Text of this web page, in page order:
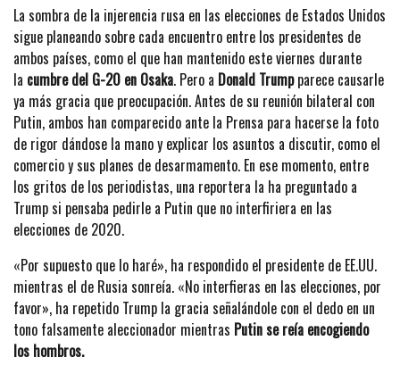
La sombra de la injerencia rusa en las elecciones de Estados Unidos
sigue planeando sobre cada encuentro entre los presidentes de
ambos países, como el que han mantenido este viernes durante
la cumbre del G-20 en Osaka. Pero a Donald Trumpparece causarle
ya más gracia que preocupación. Antes de su reunión bilateral con
Putin, ambos han comparecido ante la Prensa para hacerse la foto
de rigor dándose la mano y explicar los asuntos a discutir, como el
comercio y sus planes de desarmamento. En ese momento, entre
los gritos de los periodistas, una reportera la ha preguntado a
Trump si pensaba pedirle a Putin que no interfiriera en las
elecciones de 2020.
«Por supuesto que lo haré», ha respondido el presidente de EE.UU.
mientras el de Rusia sonreía. «No interfieras en las elecciones, por
favor», ha repetido Trump la gracia señalándole con el dedo en un
tono falsamente aleccionador mientras Putin se reía encogiendo
los hombros.